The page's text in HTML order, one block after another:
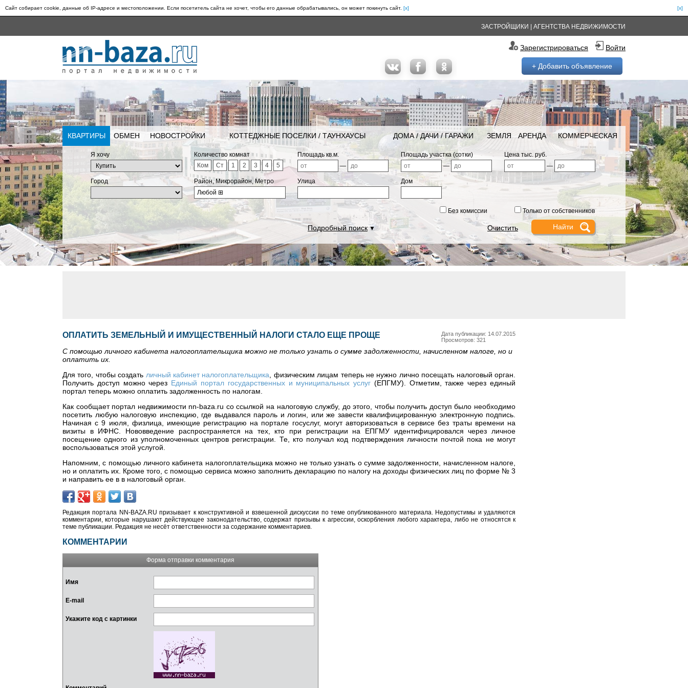
Сайт собирает cookie, данные об IP-адресе и местоположении. Если посетитель сайта не хочет, чтобы его данные обрабатывались, он может покинуть сайт. [x]
[x]
ЗАСТРОЙЩИКИ АГЕНТСТВА НЕДВИЖИМОСТИ
Зарегистрироваться Войти
+ Добавить объявление
КВАРТИРЫ ОБМЕН НОВОСТРОЙКИ КОТТЕДЖНЫЕ ПОСЕЛКИ / ТАУНХАУСЫ ДОМА / ДАЧИ / ГАРАЖИ ЗЕМЛЯ АРЕНДА КОММЕРЧЕСКАЯ
Я хочу
Количество комнат
Ком
Ст 1 2 3 4 5
Площадь кв.м.
—
Площадь участка (сотки)
—
Цена тыс. руб.
—
Город
Район, Микрорайон, Метро
Любой ⊞
Улица Дом
Без комиссии Только от собственников
Подробный поиск▼ Очистить
Дата публикации: 14.07.2015
Просмотров: 321
ОПЛАТИТЬ ЗЕМЕЛЬНЫЙ И ИМУЩЕСТВЕННЫЙ НАЛОГИ СТАЛО ЕЩЕ ПРОЩЕ
C помощью личного кабинета налогоплательщика можно не только узнать о сумме задолженности, начисленном налоге, но и
оплатить их.
Для того, чтобы создать личный кабинет налогоплательщика, физическим лицам теперь не нужно лично посещать налоговый орган.
Получить доступ можно через Единый портал государственных и муниципальных услуг (ЕПГМУ). Отметим, также через единый
портал теперь можно оплатить задолженность по налогам.
Как сообщает портал недвижимости nn-baza.ru со ссылкой на налоговую службу, до этого, чтобы получить доступ было необходимо
посетить любую налоговую инспекцию, где выдавался пароль и логин, или же завести квалифицированную электронную подпись.
Начиная с 9 июля, физлица, имеющие регистрацию на портале госуслуг, могут авторизоваться в сервисе без траты времени на
визиты в ИФНС. Нововведение распространяется на тех, кто при регистрации на ЕПГМУ идентифицировался через личное
посещение одного из уполномоченных центров регистрации. Те, кто получал код подтверждения личности почтой пока не могут
воспользоваться этой услугой.
Напомним, с помощью личного кабинета налогоплательщика можно не только узнать о сумме задолженности, начисленном налоге,
но и оплатить их. Кроме того, с помощью сервиса можно заполнить декларацию по налогу на доходы физических лиц по форме № 3
и направить ее в в налоговый орган.
Редакция портала NN-BAZA.RU призывает к конструктивной и взвешенной дискуссии по теме опубликованного материала. Недопустимы и удаляются
комментарии, которые нарушают действующее законодательство, содержат призывы к агрессии, оскорбления любого характера, либо не относятся к
теме публикации. Редакция не несёт ответственности за содержание комментариев.
КОММЕНТАРИИ
Форма отправки комментария
Имя
E-mail
Укажите код с картинки